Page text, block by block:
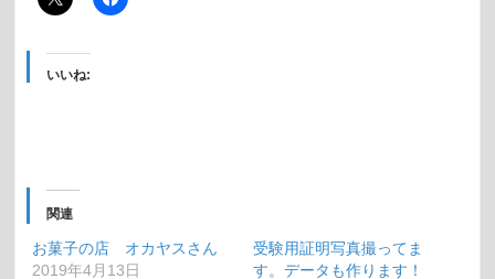
いいね:
関連
お菓子の店 オカヤスさん
2019年4月13日
受験用証明写真撮ってま
す。データも作ります！